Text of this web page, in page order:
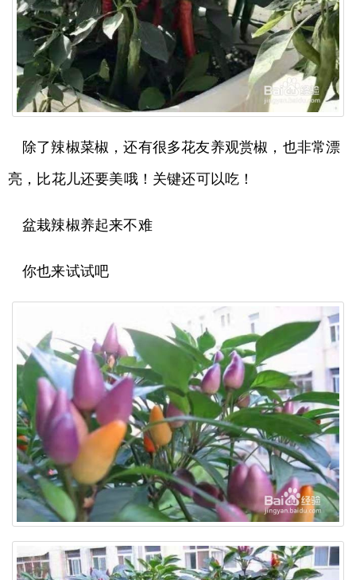
除了辣椒菜椒，还有很多花友养观赏椒，也非常漂
亮，比花儿还要美哦！关键还可以吃！
盆栽辣椒养起来不难
你也来试试吧